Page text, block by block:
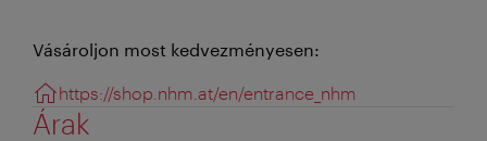
Vásároljon most kedvezményesen:
https://shop.nhm.at/en/entrance_nhm
Árak